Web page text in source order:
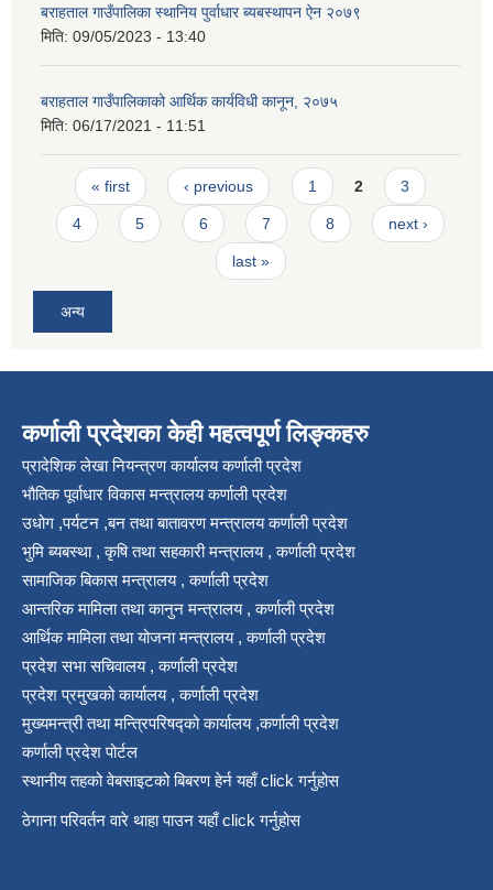
बराहताल गाउँपालिका स्थानिय पुर्वाधार ब्यबस्थापन ऐन २०७९
मिति: 09/05/2023 - 13:40
बराहताल गाउँपालिकाको आर्थिक कार्यविधी कानून, २०७५
मिति: 06/17/2021 - 11:51
Pages
« first ‹ previous 1 2 3
4 5 6 7 8 next ›
last »
अन्य
कर्णाली प्रदेशका केही महत्वपूर्ण लिङ्कहरु
प्रादेशिक लेखा नियन्त्रण कार्यालय कर्णाली प्रदेश
भौतिक पूर्वाधार विकास मन्त्रालय कर्णाली प्रदेश
उधोग ,पर्यटन ,बन तथा बातावरण मन्त्रालय कर्णाली प्रदेश
भुमि ब्यबस्था , कृषि तथा सहकारी मन्त्रालय , कर्णाली प्रदेश
सामाजिक बिकास मन्त्रालय , कर्णाली प्रदेश
आन्तरिक मामिला तथा कानुन मन्त्रालय , कर्णाली प्रदेश
आर्थिक मामिला तथा योजना मन्त्रालय , कर्णाली प्रदेश
प्रदेश सभा सचिवालय , कर्णाली प्रदेश
प्रदेश प्रमुखको कार्यालय , कर्णाली प्रदेश
मुख्यमन्त्री तथा मन्त्रिपरिषद्को कार्यालय ,कर्णाली प्रदेश
कर्णाली प्रदेश पोर्टल
स्थानीय तहको वेबसाइटको बिबरण हेर्न यहाँ click गर्नुहोस
ठेगाना परिवर्तन वारे थाहा पाउन यहाँ click गर्नुहोस